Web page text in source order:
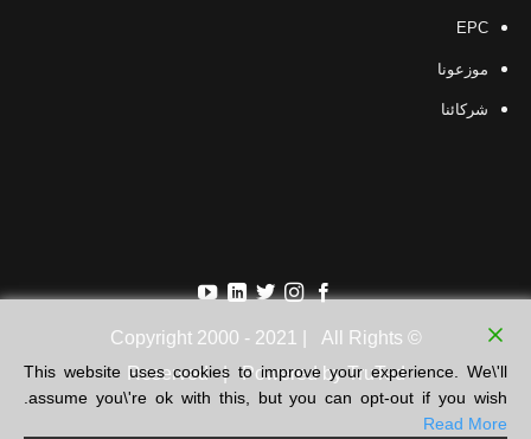
EPC
موزعونا
شركائنا
© Copyright 2000 - 2021 | All Rights
Reserved | Powered byTruTed
This website uses cookies to improve your experience. We\'ll
assume you\'re ok with this, but you can opt-out if you wish.
Read More